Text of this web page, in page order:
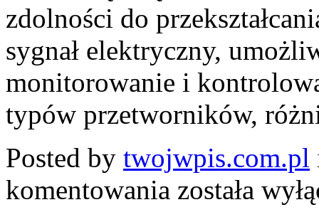
zdolności do
sygnał elektryczny,
monitorowanie i
typów przetworników,
Posted by twojwpis.com.pl
komentowania
działają
została